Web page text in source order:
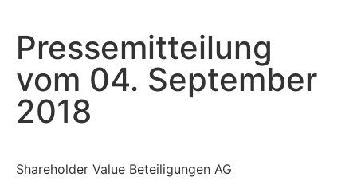
Pressemitteilung
vom 04. September
2018
Shareholder Value Beteiligungen AG